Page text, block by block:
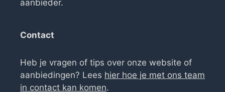
aanbieder.
Contact
Heb je vragen of tips over onze website of
aanbiedingen? Lees hier hoe je met ons team
in contact kan komen.